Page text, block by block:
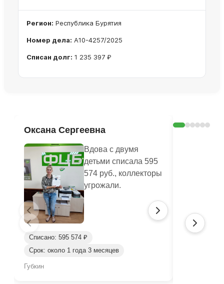
Регион: Республика Бурятия
Номер дела: А10-4257/2025
Списан долг: 1 235 397 ₽
Оксана Сергеевна
Вдова с двумя
детьми списала 595
574 руб., коллекторы
угрожали.
Списано: 595 574 ₽
Срок: около 1 года 3 месяцев
Губкин